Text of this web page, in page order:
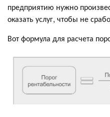
предприятию нужно
оказать услуг, чтобы не
Вот формула для расчета